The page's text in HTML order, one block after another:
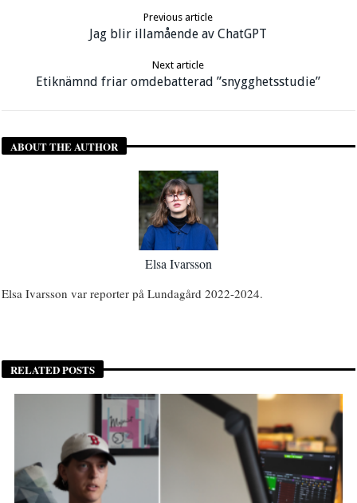
Previous article
Jag blir illamående av ChatGPT
Next article
Etiknämnd friar omdebatterad ”snygghetsstudie”
ABOUT THE AUTHOR
Elsa Ivarsson
Elsa Ivarsson var reporter på Lundagård 2022-2024.
RELATED POSTS